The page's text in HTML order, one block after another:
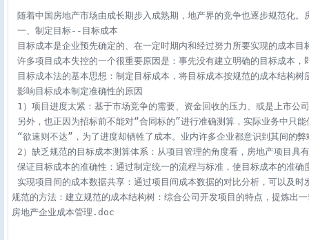
随着中国房地产市场由成长期步入成熟期，地产界的竞争也逐步规范化
一、制定目标--目标成本
目标成本是企业预先确定的、在一定时期内和经过努力所要实现的成本目
许多项目成本失控的一个很重要原因是：事先没有建立明确的目标成本
目标成本法的基本思想：制定目标成本，将目标成本按规范的成本结构
影响目标成本制定准确性的原因
1）项目进度太紧：基于市场竞争的需要、资金回收的压力、或是上市
另外，也正因为招标前不能对“合同标的”进行准确测算，实际业务中只
“欲速则不达”，为了进度却牺牲了成本。业内许多企业都意识到其间的
2）缺乏规范的目标成本测算体系：从项目管理的角度看，房地产项目
保证目标成本的准确性：通过制定统一的流程与标准，使目标成本的准确
实现项目间的成本数据共享：通过项目间成本数据的对比分析，可以及
规范的方法：建立规范的成本结构树：综合公司开发项目的特点，提炼出
房地产企业成本管理.doc